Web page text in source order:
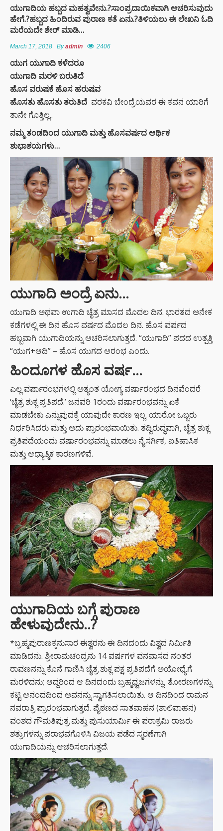
ಯುಗಾದಿಯ ಹಬ್ಬದ ಮಹತ್ವವೇನು.?ಸಾಂಪ್ರದಾಯಿಕವಾಗಿ ಆಚರಿಸುವುದು
ಹೇಗೆ.?ಹಬ್ಬದ ಹಿಂದಿರುವ ಪುರಾಣ ಕತೆ ಏನು.?ತಿಳಿಯಲು ಈ ಲೇಖನಿ ಓದಿ
ಮರೆಯದೇ ಶೇರ್ ಮಾಡಿ…
March 17, 2018 Byadmin 2406
ಯುಗ ಯುಗಾದಿ ಕಳೆದರೂ
ಯುಗಾದಿ ಮರಳಿ ಬರುತಿದೆ
ಹೊಸ ವರುಷಕೆ ಹೊಸ ಹರುಷವ
ಹೊಸತು ಹೊಸತು ತರುತಿದೆ ವರಕವಿ ಬೇಂದ್ರೆಯವರ ಈ ಕವನ ಯಾರಿಗೆ
ತಾನೇ ಗೊತ್ತಿಲ್ಲ..
ನಮ್ಮ ತಂಡದಿಂದ ಯುಗಾದಿ ಮತ್ತು ಹೊಸವರ್ಷದ ಆರ್ಥಿಕ
ಶುಭಾಶಯಗಳು…
ಯುಗಾದಿ ಅಂದ್ರೆ ಏನು…
ಯುಗಾದಿ ಅಥವಾ ಉಗಾದಿ ಚೈತ್ರ ಮಾಸದ ಮೊದಲ ದಿನ. ಭಾರತದ ಅನೇಕ
ಕಡೆಗಳಲ್ಲಿ ಈ ದಿನ ಹೊಸ ವರ್ಷದ ಮೊದಲ ದಿನ. ಹೊಸ ವರ್ಷದ
ಹಬ್ಬವಾಗಿ ಯುಗಾದಿಯನ್ನು ಆಚರಿಸಲಾಗುತ್ತದೆ. “ಯುಗಾದಿ” ಪದದ ಉತ್ಪತ್ತಿ
“ಯುಗ+ಆದಿ” – ಹೊಸ ಯುಗದ ಆರಂಭ ಎಂದು.
ಹಿಂದೂಗಳ ಹೊಸ ವರ್ಷ…
ಎಲ್ಲ ವರ್ಷಾರಂಭಗಳಲ್ಲಿ ಅತ್ಯಂತ ಯೋಗ್ಯ ವರ್ಷಾರಂಭದ ದಿನವೆಂದರೆ
‘ಚೈತ್ರ ಶುಕ್ಲ ಪ್ರತಿಪದೆ.’ ಜನವರಿ 1ರಂದು ವರ್ಷಾರಂಭವನ್ನು ಏಕೆ
ಮಾಡಬೇಕು ಎನ್ನುವುದಕ್ಕೆ ಯಾವುದೇ ಕಾರಣ ಇಲ್ಲ. ಯಾರೋ ಒಬ್ಬರು
ನಿರ್ಧರಿಸಿದರು ಮತ್ತು ಅದು ಪ್ರಾರಂಭವಾಯಿತು. ತದ್ವಿರುದ್ಧವಾಗಿ, ಚೈತ್ರ ಶುಕ್ಲ
ಪ್ರತಿಪದೆಯಂದು ವರ್ಷಾರಂಭವನ್ನು ಮಾಡಲು ನೈಸರ್ಗಿಕ, ಐತಿಹಾಸಿಕ
ಮತ್ತು ಆಧ್ಯಾತ್ಮಿಕ ಕಾರಣಗಳಿವೆ.
ಯುಗಾದಿಯ ಬಗ್ಗೆ ಪುರಾಣ
ಹೇಳುವುದೇನು..?
*ಬ್ರಹ್ಮಪುರಾಣಕ್ಕನುಸಾರ ಈಶ್ವರನು ಈ ದಿನದಂದು ವಿಶ್ವದ ನಿರ್ಮಿತಿ
ಮಾಡಿದನು. ಶ್ರೀರಾಮಚಂದ್ರನು 14 ವರ್ಷಗಳ ವನವಾಸದ ನಂತರ
ರಾವಣನನ್ನು ಕೊನೆ ಗಾಣಿಸಿ ಚೈತ್ರ ಶುಕ್ಲ ಪಕ್ಷ ಪ್ರತಿಪದೆಗೆ ಅಯೋಧ್ಯೆಗೆ
ಮರಳಿದನು; ಆದ್ದರಿಂದ ಆ ದಿನದಂದು ಬ್ರಹ್ಮಧ್ವಜಗಳನ್ನು, ತೋರಣಗಳನ್ನು
ಕಟ್ಟಿ ಆನಂದದಿಂದ ಅವನನ್ನು ಸ್ವಾಗತಿಸಲಾಯಿತು. ಆ ದಿನದಿಂದ ರಾಮನ
ನವರಾತ್ರಿ ಪ್ರಾರಂಭವಾಗುತ್ತದೆ. ಪೈಠಣದ ಸಾತವಾಹನ (ಶಾಲಿವಾಹನ)
ವಂಶದ ಗೌಮತಿಪುತ್ರ ಮತ್ತು ಪುಸುಯಾರ್ಮಿ ಈ ಪರಾಕ್ರಮಿ ರಾಜರು
ಶತ್ರುಗಳನ್ನು ಪರಾಭವಗೊಳಿಸಿ ವಿಜಯ ಪಡೆದ ಸ್ಮರಣೆಗಾಗಿ
ಯುಗಾದಿಯನ್ನು ಆಚರಿಸಲಾಗುತ್ತದೆ.